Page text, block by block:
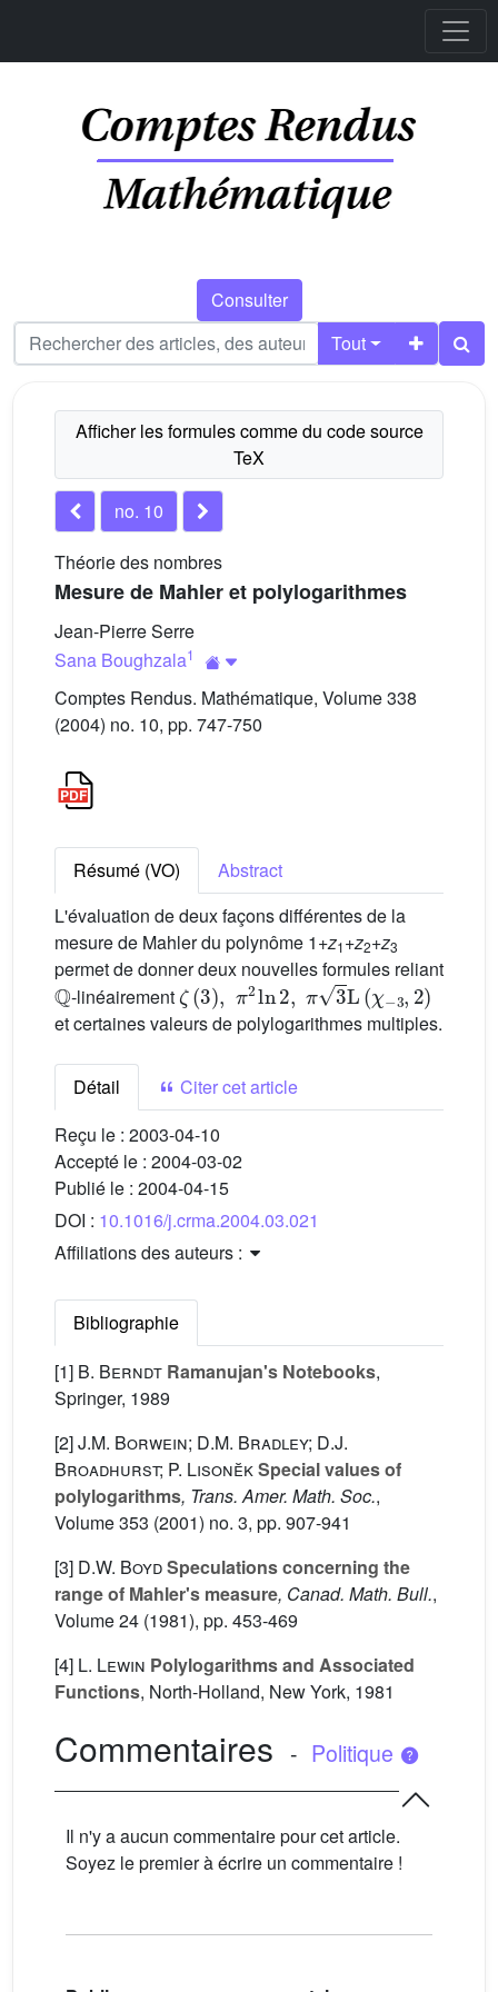
Consulter
Tout
no. 10
Théorie des nombres
Mesure de Mahler et polylogarithmes
Jean-Pierre Serre
Sana Boughzala1
Comptes Rendus. Mathématique, Volume 338
(2004) no. 10, pp. 747-750
Résumé (VO)
Abstract
L'évaluation de deux façons différentes de la
mesure de Mahler du polynôme 1+z1+z2+z3
permet de donner deux nouvelles formules reliant
ℚ
-linéairement
ζ( 3),π2ln2,π3L(χ-3,2)
et certaines valeurs de polylogarithmes multiples.
Détail
Citer cet article
Reçu le : 2003-04-10
Accepté le : 2004-03-02
Publié le : 2004-04-15
DOI : 10.1016/j.crma.2004.03.021
Affiliations des auteurs :
Bibliographie
[1] B. Berndt Ramanujan's Notebooks,
Springer, 1989
[2]J.M. Borwein; D.M. Bradley; D.J.
Broadhurst; P. LisonĕkSpecial values of
polylogarithms, Trans. Amer. Math. Soc.,
Volume 353 (2001) no. 3, pp. 907-941
[3] D.W. BoydSpeculations concerning the
range of Mahler's measure, Canad. Math. Bull.,
Volume 24 (1981), pp. 453-469
[4] L. Lewin Polylogarithms and Associated
Functions, North-Holland, New York, 1981
Commentaires - Politique
Il n'y a aucun commentaire pour cet article.
Soyez le premier à écrire un commentaire !